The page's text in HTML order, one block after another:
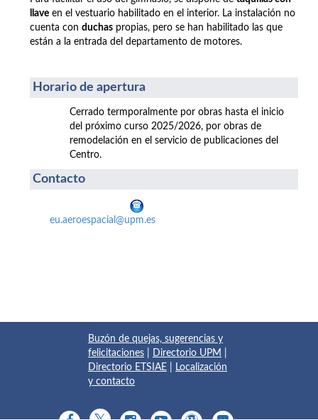
llave en el vestuario habilitado en el interior. La instalación no
cuenta con duchas propias, pero se han habilitado las que
están a la entrada del departamento de motores.
Horario de apertura
Cerrado termporalmente por obras hasta el inicio
del próximo curso 2025/2026, por obras de
remodelación en el servicio de publicaciones del
Centro.
Contacto
eu.aeroespacial@upm.es
Buzón de quejas, sugerencias y
felicitaciones
Directorio UPM
Directorio ETSIAE
Localización
y contacto